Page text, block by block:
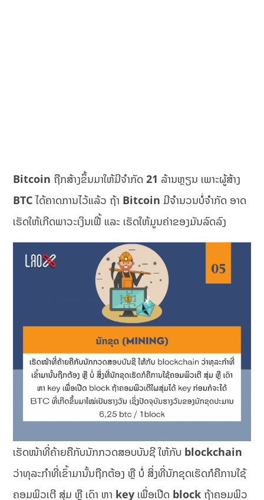
Bitcoin ຖືກສ້າງຂຶ້ນມາໃຫ້ມີຈຳກັດ 21 ລ້ານຫຼຽນ ເພາະຜູ້ສ້າງ
BTCໄດ້ຄາດການໄວ້ແລ້ວ ຖ້າ Bitcoin ມີຈຳນວນບໍ່ຈຳກັດ ອາດ
ເຮັດໃຫ້ເກີດພາວະເງິນເຟີ້ ແລະ ເຮັດໃຫ້ມູນຄ່າຂອງມັນລົດລົງ
ເຮັດໜ້າທີ່ຄ້າຍຄືກັບນັກກວດສອບບັນຊີ ໃຫ້ກັບ blockchain
ວ່າທຸລະກຳທີ່ເຂົ້າມານັ້ນຖືກຕ້ອງ ຫຼື ບໍ່ ສິ່ງທີ່ນັກຂຸດເຮັດກໍຄືການໃຊ້
ຄອມພິວເຕີ ສຸ່ມ ຫຼື ເດົາ ຫາ key ເພື່ອເປີດ block ຖ້າຄອມພິວ